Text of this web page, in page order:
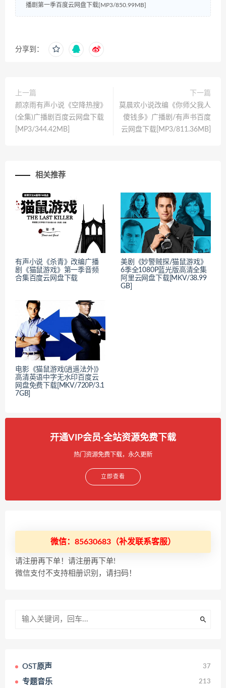
播剧第一季百度云网盘下载[MP3/850.99MB]
分享到：
上一篇
颜凉雨有声小说《空降热搜》
(全集)广播剧百度云网盘下载
[MP3/344.42MB]
下一篇
莫晨欢小说改编《你师父我人
傻钱多》广播剧/有声书百度
云网盘下载[MP3/811.36MB]
相关推荐
有声小说《杀青》改编广播
剧《猫鼠游戏》第一季音频
合集百度云网盘下载
美剧《妙警贼探/猫鼠游戏》
6季全1080P蓝光版高清全集
阿里云网盘下载[MKV/38.99
GB]
电影《猫鼠游戏(逍遥法外)》
高清英语中字无水印百度云
网盘免费下载[MKV/720P/3.1
7GB]
开通VIP会员·全站资源免费下载
热门资源免费下载，永久更新
立即查看
微信：85630683（补发联系客服）
请注册再下单！请注册再下单!
微信支付不支持相册识别，请扫码！
OST原声 37
专题音乐 213